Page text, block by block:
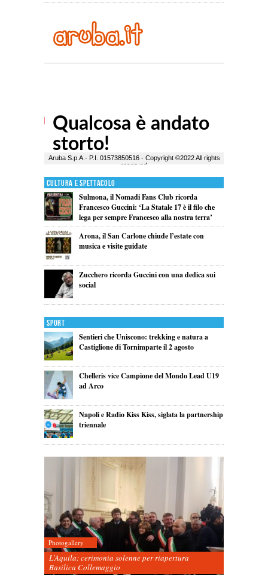
Cultura e Spettacolo
Sulmona, il Nomadi Fans Club ricorda
Francesco Guccini: ‘La Statale 17 è il filo che
lega per sempre Francesco alla nostra terra’
Arona, il San Carlone chiude l’estate con
musica e visite guidate
Zucchero ricorda Guccini con una dedica sui
social
Sport
Sentieri che Uniscono: trekking e natura a
Castiglione di Tornimparte il 2 agosto
Chelleris vice Campione del Mondo Lead U19
ad Arco
Napoli e Radio Kiss Kiss, siglata la partnership
triennale
Photogallery
L’Aquila: cerimonia solenne per riapertura
Basilica Collemaggio